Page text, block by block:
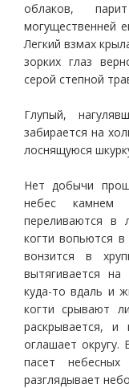
облаков,
могущественней
Легкий взмах
зорких глаз
серой степной
Глупый,
забирается на
лоснящуюся
Нет добычи
небес камнем
переливаются в
когти вопьются в
вонзится в
вытягивается на
куда-то вдаль и
когти срывают
раскрывается, и
оглашает округу.
пасет
разглядывает